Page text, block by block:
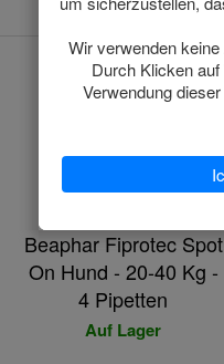
Beaphar Fiprotec Spot
On Hund - 20-40 Kg -
4 Pipetten
Auf Lager